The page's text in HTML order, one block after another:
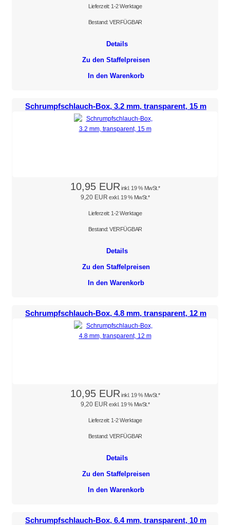
Lieferzeit: 1-2 Werktage
Bestand: VERFÜGBAR
Details
Zu den Staffelpreisen
In den Warenkorb
Schrumpfschlauch-Box, 3.2 mm, transparent, 15 m
10,95 EUR inkl. 19 % MwSt.*
9,20 EUR exkl. 19 % MwSt.*
Lieferzeit: 1-2 Werktage
Bestand: VERFÜGBAR
Details
Zu den Staffelpreisen
In den Warenkorb
Schrumpfschlauch-Box, 4.8 mm, transparent, 12 m
10,95 EUR inkl. 19 % MwSt.*
9,20 EUR exkl. 19 % MwSt.*
Lieferzeit: 1-2 Werktage
Bestand: VERFÜGBAR
Details
Zu den Staffelpreisen
In den Warenkorb
Schrumpfschlauch-Box, 6.4 mm, transparent, 10 m